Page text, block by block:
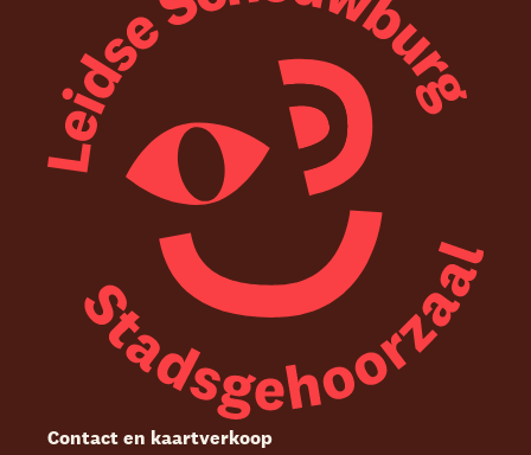
Contact en kaartverkoop